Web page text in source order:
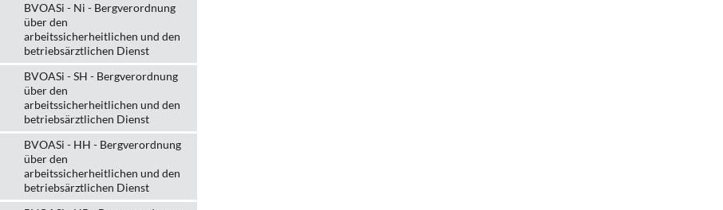
BVOASi - Ni - Bergverordnung
über den
arbeitssicherheitlichen und den
betriebsärztlichen Dienst
BVOASi - SH - Bergverordnung
über den
arbeitssicherheitlichen und den
betriebsärztlichen Dienst
BVOASi - HH - Bergverordnung
über den
arbeitssicherheitlichen und den
betriebsärztlichen Dienst